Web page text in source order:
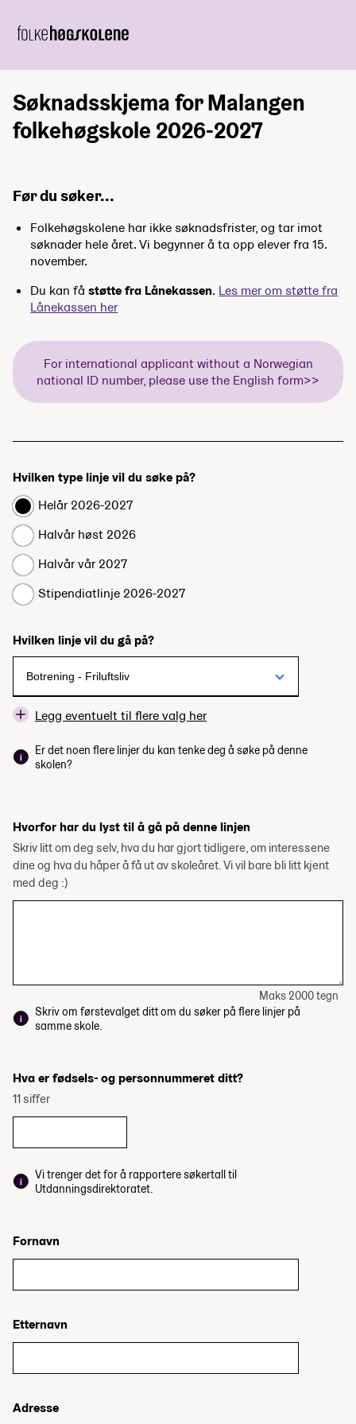
Søknadsskjema for Malangen
folkehøgskole 2026-2027
Før du søker...
Folkehøgskolene har ikke søknadsfrister, og tar imot
søknader hele året. Vi begynner å ta opp elever fra 15.
november.
Du kan fåstøtte fra Lånekassen. Les mer om støtte fra
Lånekassen her
For international applicant without a Norwegian
national ID number, please use the English form>>
Hvilken type linje vil du søke på?
Helår 2026-2027
Halvår høst 2026
Halvår vår 2027
Stipendiatlinje 2026-2027
Hvilken linje vil du gå på?
Legg eventuelt til flere valg her
Er det noen flere linjer du kan tenke deg å søke på denne
skolen?
Hvorfor har du lyst til å gå på denne linjen
Skriv litt om deg selv, hva du har gjort tidligere, om interessene
dine og hva du håper å få ut av skoleåret. Vi vil bare bli litt kjent
med deg :)
Maks 2000 tegn
Skriv om førstevalget ditt om du søker på flere linjer på
samme skole.
Hva er fødsels- og personnummeret ditt?
11 siffer
Vi trenger det for å rapportere søkertall til
Utdanningsdirektoratet.
Fornavn
Etternavn
Adresse